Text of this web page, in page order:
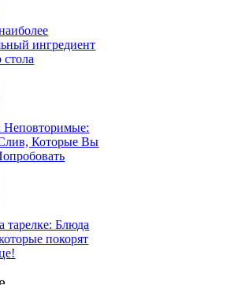
ингредиент
стола
Неповторимые:
Которые Вы
тарелке: Блюда
покорят